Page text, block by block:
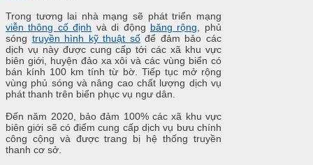
Trong tương lai nhà mạng sẽ phát triển mạng
viễn thông cố định và di động băng rộng , phủ
sóng truyền hình kỹ thuật sốđể đảm bảo các
dịch vụ này được cung cấp tới các xã khu vực
biên giới, huyện đảo xa xôi và các vùng biển có
bán kính 100 km tính từ bờ. Tiếp tục mở rộng
vùng phủ sóng và nâng cao chất lượng dịch vụ
phát thanh trên biển phục vụ ngư dân.
Đến năm 2020, bảo đảm 100% các xã khu vực
biên giới sẽ có điểm cung cấp dịch vụ bưu chính
công cộng và được trang bị hệ thống truyền
thanh cơ sở.